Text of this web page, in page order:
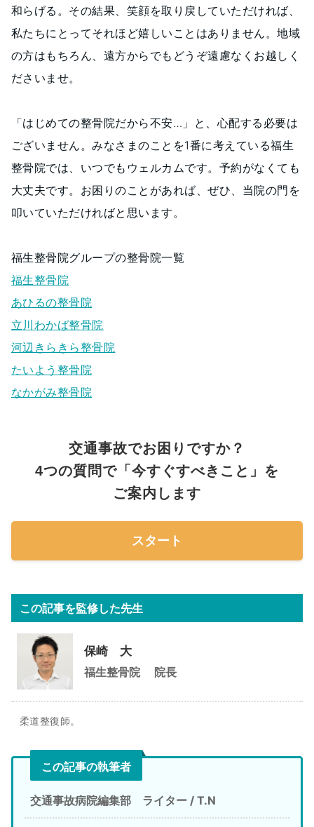
和らげる。その結果、笑顔を取り戻していただければ、
私たちにとってそれほど嬉しいことはありません。地域
の方はもちろん、遠方からでもどうぞ遠慮なくお越しく
ださいませ。
「はじめての整骨院だから不安…」と、心配する必要は
ございません。みなさまのことを1番に考えている福生
整骨院では、いつでもウェルカムです。予約がなくても
大丈夫です。お困りのことがあれば、ぜひ、当院の門を
叩いていただければと思います。
福生整骨院グループの整骨院一覧
福生整骨院
あひるの整骨院
立川わかば整骨院
河辺きらきら整骨院
たいよう整骨院
なかがみ整骨院
交通事故でお困りですか？
4つの質問で「今すぐすべきこと」を
ご案内します
スタート
この記事を監修した先生
保崎 大
福生整骨院
院長
柔道整復師。
この記事の執筆者
交通事故病院編集部 ライター / T.N